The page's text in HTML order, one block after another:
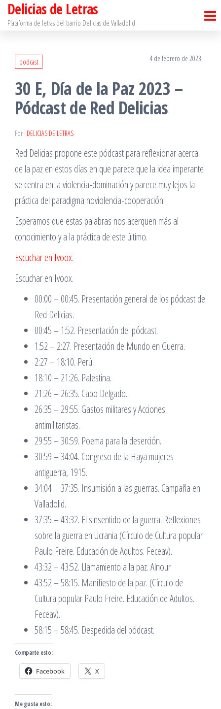
SaltarDelicias de Letras
Plataforma de letras del barrio Delicias de Valladolid
podcast 4 de febrero de 2023
30 E, Día de la Paz 2023 –
Pódcast de Red Delicias
Por DELICIAS DE LETRAS
Red Delicias propone este pódcast para reflexionar acerca
de la paz en estos días en que parece que la idea imperante
se centra en la violencia-dominación y parece muy lejos la
práctica del paradigma noviolencia-cooperación.
Esperamos que estas palabras nos acerquen más al
conocimiento y a la práctica de este último.
Escuchar en Ivoox.
Escuchar en Ivoox.
00:00 – 00:45. Presentación general de los pódcast de
Red Delicias.
00:45 – 1:52. Presentación del pódcast.
1:52 – 2:27. Presentación de Mundo en Guerra.
2:27 – 18:10. Perú.
18:10 – 21:26. Palestina.
21:26 – 26:35. Cabo Delgado.
26:35 – 29:55. Gastos militares y Acciones
antimilitaristas.
29:55 – 30:59. Poema para la deserción.
30:59 – 34:04. Congreso de la Haya mujeres
antiguerra, 1915.
34:04 – 37:35. Insumisión a las guerras. Campaña en
Valladolid.
37:35 – 43:32. El sinsentido de la guerra. Reflexiones
sobre la guerra en Ucrania (Círculo de Cultura popular
Paulo Freire. Educación de Adultos. Feceav).
43:32 – 43:52. Llamamiento a la paz. Alnour
43:52 – 58:15. Manifiesto de la paz. (Círculo de
Cultura popular Paulo Freire. Educación de Adultos.
Feceav).
58:15 – 58:45. Despedida del pódcast.
Comparte esto:
Facebook X
Me gusta esto: